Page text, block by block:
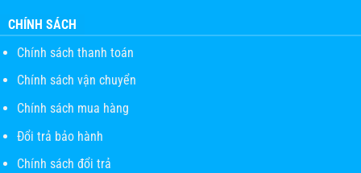
CHÍNH SÁCH
Chính sách thanh toán
Chính sách vận chuyển
Chính sách mua hàng
Đổi trả bảo hành
Chính sách đổi trả